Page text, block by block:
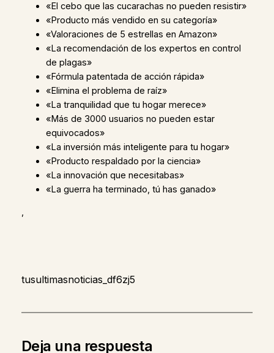
«El cebo que las cucarachas no pueden resistir»
«Producto más vendido en su categoría»
«Valoraciones de 5 estrellas en Amazon»
«La recomendación de los expertos en control
de plagas»
«Fórmula patentada de acción rápida»
«Elimina el problema de raíz»
«La tranquilidad que tu hogar merece»
«Más de 3000 usuarios no pueden estar
equivocados»
«La inversión más inteligente para tu hogar»
«Producto respaldado por la ciencia»
«La innovación que necesitabas»
«La guerra ha terminado, tú has ganado»
,
tusultimasnoticias_df6zj5
Deja una respuesta